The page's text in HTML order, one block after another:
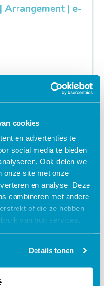
cookies
en advertenties te
social media te bieden
Ook delen we
onze site met onze
en analyse. Deze
combineren met andere
of die ze hebben
van hun services.
Details tonen
Arrangement | e-